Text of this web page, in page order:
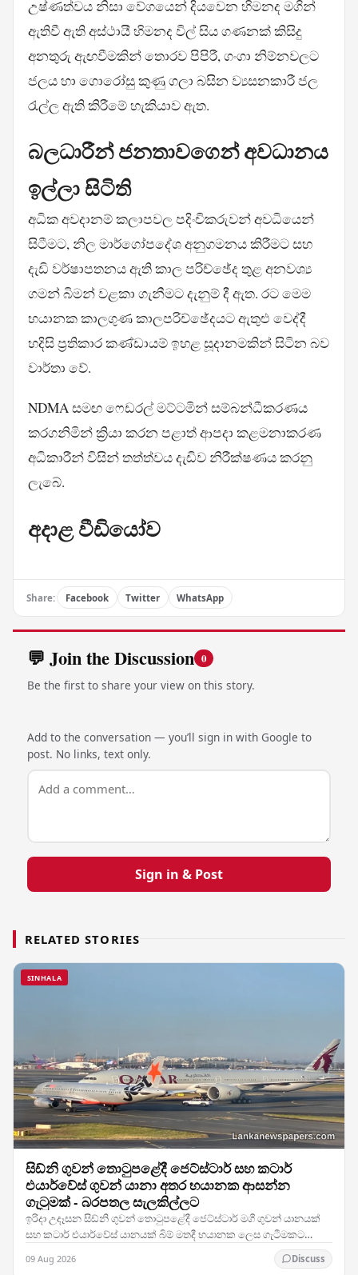
උෂ්ණත්වය නිසා වේගයෙන් දියවෙන හිමනද මගින්
ඇතිවී ඇති අස්ථායී හිමනද විල් සිය ගණනක් කිසිදු
අනතුරු ඇඟවීමකින් තොරව පිපිරී, ගංගා නිම්නවලට
ජලය හා ගොරෝසු කුණු ගලා බසින ව්‍යසනකාරී ජල
රැල්ල ඇති කිරීමේ හැකියාව ඇත.
බලධාරීන් ජනතාවගෙන් අවධානය
ඉල්ලා සිටිති
අධික අවදානම් කලාපවල පදිංචිකරුවන් අවධියෙන්
සිටීමට, නිල මාර්ගෝපදේශ අනුගමනය කිරීමට සහ
දැඩි වර්ෂාපතනය ඇති කාල පරිච්ඡේද තුළ අනවශ්‍ය
ගමන් බිමන් වළකා ගැනීමට දැනුම් දී ඇත. රට මෙම
භයානක කාලගුණ කාලපරිච්ඡේදයට ඇතුළු වෙද්දී
හදිසි ප්‍රතිකාර කණ්ඩායම් ඉහළ සූදානමකින් සිටින බව
වාර්තා වේ.
NDMA සමඟ ෆෙඩරල් මට්ටමින් සම්බන්ධීකරණය
කරගනිමින් ක්‍රියා කරන පළාත් ආපදා කළමනාකරණ
අධිකාරීන් විසින් තත්ත්වය දැඩිව නිරීක්ෂණය කරනු
ලැබේ.
අදාළ වීඩියෝව
Share: Facebook Twitter WhatsApp
💬 Join the Discussion 0
Be the first to share your view on this story.
Add to the conversation — you’ll sign in with Google to
post. No links, text only.
Sign in & Post
RELATED STORIES
SINHALA
සිඩ්නි ගුවන් තොටුපළේදී ජෙට්ස්ටාර් සහ කටාර්
එයාර්වේස් ගුවන් යානා අතර භයානක ආසන්න
ගැටුමක් - බරපතල සැලකිල්ලට
ඉරිදා උදෑසන සිඩ්නි ගුවන් තොටුපළේදී ජෙට්ස්ටාර් මගී ගුවන් යානයක්
සහ කටාර් එයාර්වේස් යානයක් බිම් මතදී භයානක ලෙස ගැටීමකට
09 Aug 2026 Discuss